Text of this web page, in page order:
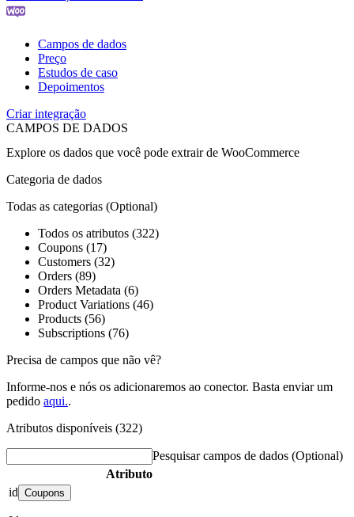
Campos de dados
Preço
Estudos de caso
Depoimentos
Criar integração
CAMPOS DE DADOS
Explore os dados que você pode extrair de WooCommerce
Categoria de dados
Todas as categorias (Optional)
Todos os atributos (322)
Coupons (17)
Customers (32)
Orders (89)
Orders Metadata (6)
Product Variations (46)
Products (56)
Subscriptions (76)
Precisa de campos que não vê?
Informe-nos e nós os adicionaremos ao conector. Basta enviar um
pedido aqui..
Atributos disponíveis (322)
Pesquisar campos de dados (Optional)
Atributo
id Coupons